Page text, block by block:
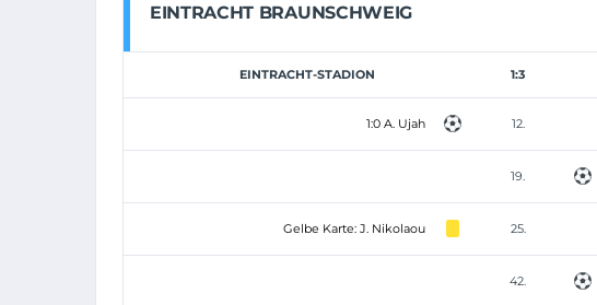
EINTRACHT BRAUNSCHWEIG
EINTRACHT-STADION 1:3
1:0 A. Ujah 12.
19.
Gelbe Karte: J. Nikolaou 25.
42.